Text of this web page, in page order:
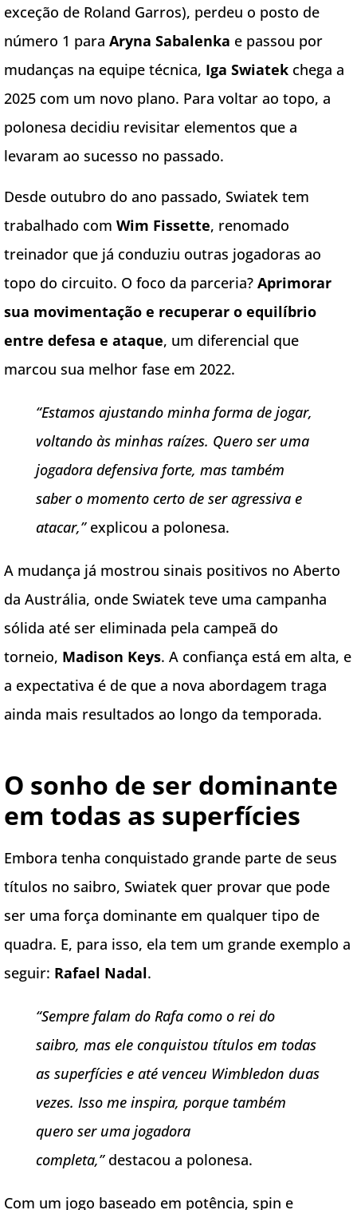
exceção de Roland Garros), perdeu o posto de
número 1 para Aryna Sabalenka e passou por
mudanças na equipe técnica, Iga Swiatek chega a
2025 com um novo plano. Para voltar ao topo, a
polonesa decidiu revisitar elementos que a
levaram ao sucesso no passado.
Desde outubro do ano passado, Swiatek tem
trabalhado com Wim Fissette, renomado
treinador que já conduziu outras jogadoras ao
topo do circuito. O foco da parceria? Aprimorar
sua movimentação e recuperar o equilíbrio
entre defesa e ataque, um diferencial que
marcou sua melhor fase em 2022.
“Estamos ajustando minha forma de jogar,
voltando às minhas raízes. Quero ser uma
jogadora defensiva forte, mas também
saber o momento certo de ser agressiva e
atacar,”explicou a polonesa.
A mudança já mostrou sinais positivos no Aberto
da Austrália, onde Swiatek teve uma campanha
sólida até ser eliminada pela campeã do
torneio, Madison Keys. A confiança está em alta, e
a expectativa é de que a nova abordagem traga
ainda mais resultados ao longo da temporada.
O sonho de ser dominante
em todas as superfícies
Embora tenha conquistado grande parte de seus
títulos no saibro, Swiatek quer provar que pode
ser uma força dominante em qualquer tipo de
quadra. E, para isso, ela tem um grande exemplo a
seguir: Rafael Nadal.
“Sempre falam do Rafa como o rei do
saibro, mas ele conquistou títulos em todas
as superfícies e até venceu Wimbledon duas
vezes. Isso me inspira, porque também
quero ser uma jogadora
completa,”destacou a polonesa.
Com um jogo baseado em potência, spin e